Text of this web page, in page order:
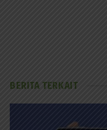
BERITA TERKAIT